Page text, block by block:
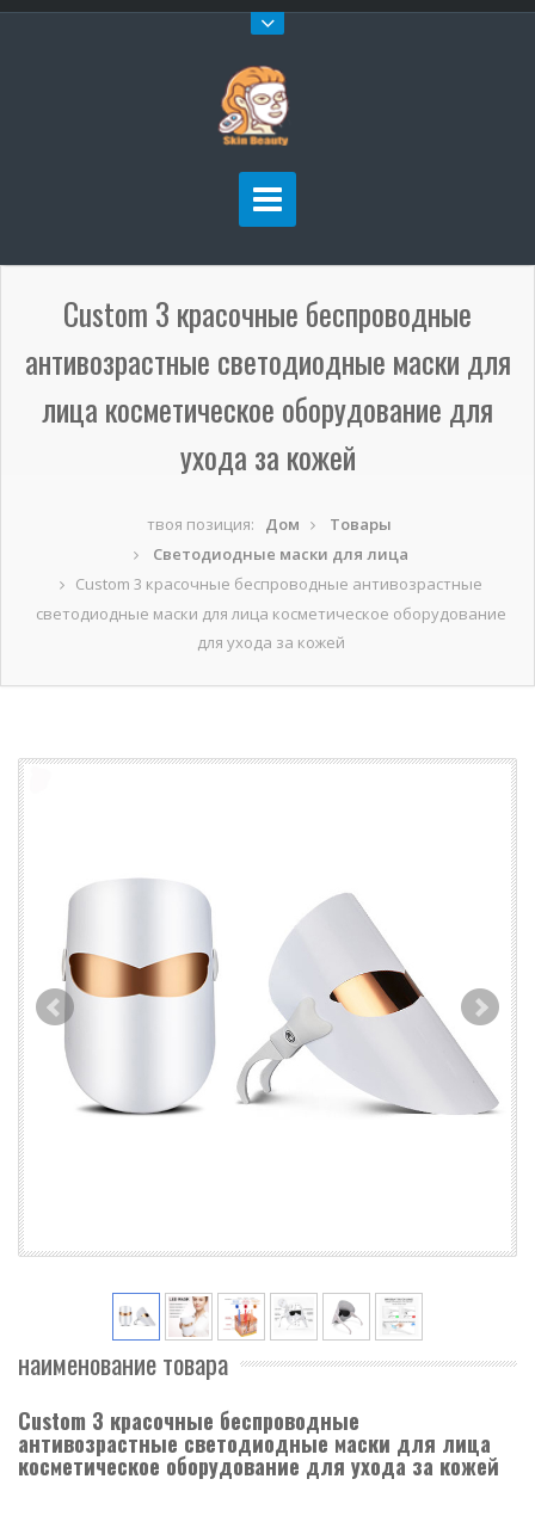
Custom 3 красочные беспроводные
антивозрастные светодиодные маски для
лица косметическое оборудование для
ухода за кожей
твоя позиция: Дом
Товары
Светодиодные маски для лица
Custom 3 красочные беспроводные антивозрастные
светодиодные маски для лица косметическое оборудование
для ухода за кожей
наименование товара
Custom 3 красочные беспроводные
антивозрастные светодиодные маски для лица
косметическое оборудование для ухода за кожей